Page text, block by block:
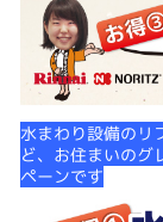
水まわり設備のリ
ど、お住まいのグ
ペーンです